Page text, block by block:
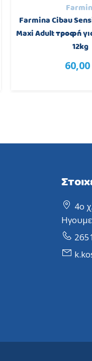
Farmina Cibau
Maxi Adult τροφή
12kg
4ο